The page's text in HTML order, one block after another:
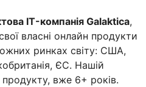
IT-компанія Galaktica,
власні онлайн продукти
ринках світу: США,
ЄС. Нашій
продукту, вже 6+ років.